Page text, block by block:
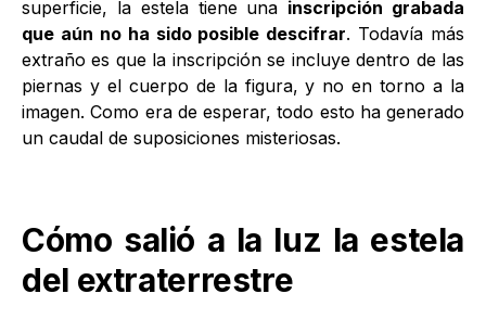
superficie, la estela tiene una inscripción grabada
que aún no ha sido posible descifrar. Todavía más
extraño es que la inscripción se incluye dentro de las
piernas y el cuerpo de la figura, y no en torno a la
imagen. Como era de esperar, todo esto ha generado
un caudal de suposiciones misteriosas.
Cómo salió a la luz la estela
del extraterrestre